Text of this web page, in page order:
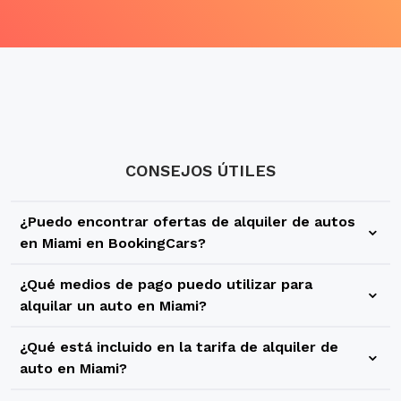
CONSEJOS ÚTILES
¿Puedo encontrar ofertas de alquiler de autos
en Miami en BookingCars?
Sí, en BookingCars tenemos una gran variedad de ofertas
para tu alquiler de autos en Miami. Puedes reservar
rentadoras para elegir lo que más se adapte a tus
necesidades. Busca, compara y alquila tu auto en Miami
¿Qué medios de pago puedo utilizar para
alquilar un auto en Miami?
En BookingCars ofrecemos distintas opciones de pago
para que tu alquiler de autos en Miami sea simple y rápido,
¿Qué está incluido en la tarifa de alquiler de
auto en Miami?